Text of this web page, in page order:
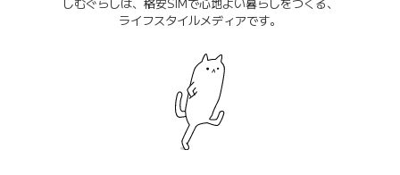
しむぐらしは、格安SIMで心地よい暮らしをつくる、
ライフスタイルメディアです。